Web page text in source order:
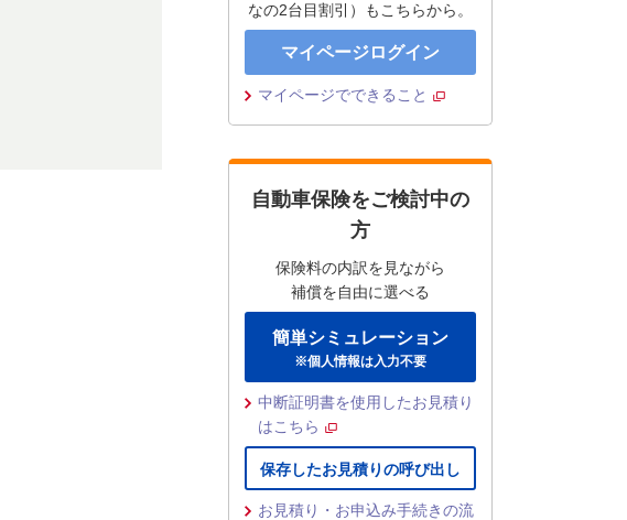
なの2台目割引）もこちらから。
マイページログイン
マイページでできること
自動車保険をご検討中の
方
保険料の内訳を見ながら
補償を自由に選べる
簡単シミュレーション
※個人情報は入力不要
中断証明書を使用したお見積り
はこちら
保存したお見積りの呼び出し
お見積り・お申込み手続きの流